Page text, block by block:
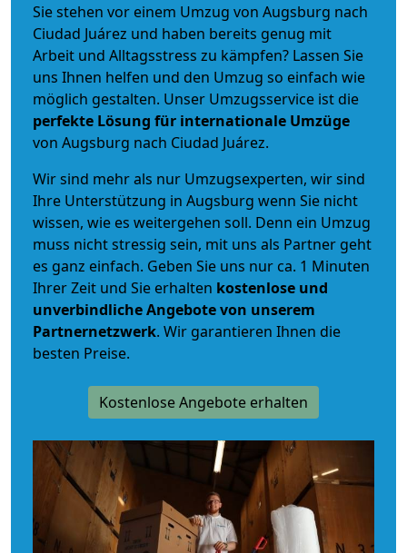
Sie stehen vor einem Umzug von Augsburg nach
Ciudad Juárez und haben bereits genug mit
Arbeit und Alltagsstress zu kämpfen? Lassen Sie
uns Ihnen helfen und den Umzug so einfach wie
möglich gestalten. Unser Umzugsservice ist die
perfekte Lösung für internationale Umzüge
von Augsburg nach Ciudad Juárez.
Wir sind mehr als nur Umzugsexperten, wir sind
Ihre Unterstützung in Augsburg wenn Sie nicht
wissen, wie es weitergehen soll. Denn ein Umzug
muss nicht stressig sein, mit uns als Partner geht
es ganz einfach. Geben Sie uns nur ca. 1 Minuten
Ihrer Zeit und Sie erhalten kostenlose und
unverbindlicheAngebote von unserem
Partnernetzwerk. Wir garantieren Ihnen die
besten Preise.
Kostenlose Angebote erhalten